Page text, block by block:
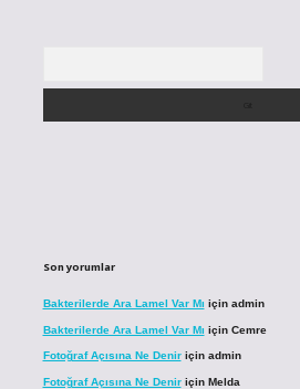
Son yorumlar
Bakterilerde Ara Lamel Var Mı için admin
Bakterilerde Ara Lamel Var Mı için Cemre
Fotoğraf Açısına Ne Deniriçin admin
Fotoğraf Açısına Ne Deniriçin Melda